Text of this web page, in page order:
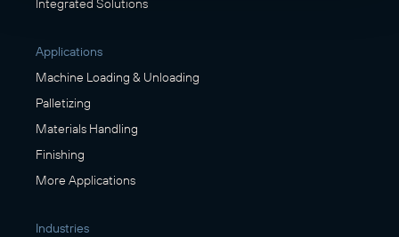
Applications
Machine Loading & Unloading
Palletizing
Materials Handling
Finishing
More Applications
Industries